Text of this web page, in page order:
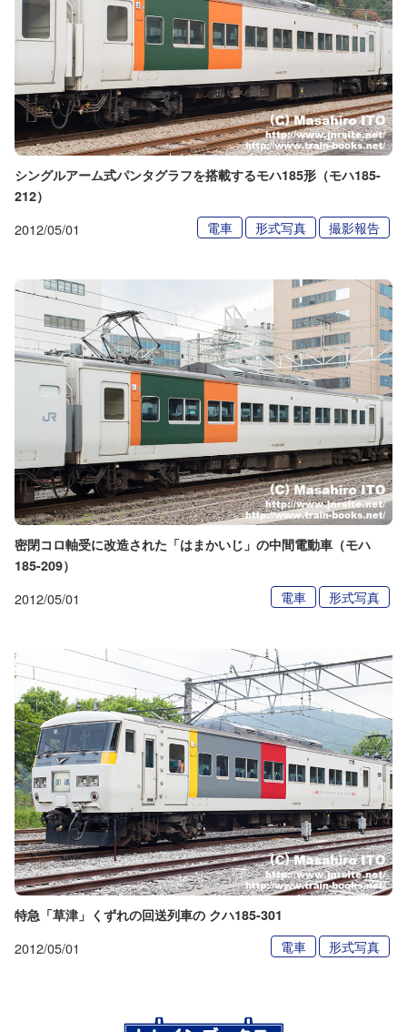
シングルアーム式パンタグラフを搭載するモハ185形（モハ185-
212）
2012/05/01 電車 形式写真 撮影報告
密閉コロ軸受に改造された「はまかいじ」の中間電動車（モハ
185-209）
2012/05/01 電車 形式写真
特急「草津」くずれの回送列車の クハ185-301
2012/05/01 電車 形式写真